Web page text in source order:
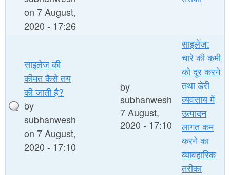
on 7 August,
2020 - 17:26
साइलेज की
कीमत कैसे तय
की जाती है?
by
subhanwesh
on 7 August,
2020 - 17:10
by
subhanwesh
7 August,
2020 - 17:10
साइलेज:
चारे की कमी
को दूर करने
तथा डेरी
व्यवसाय में
उत्पादन
लागत कम
करने का
व्यावहारिक
तरीका